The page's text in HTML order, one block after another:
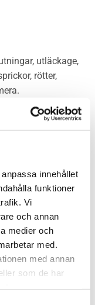
innehållet
funktioner
Vi
och annan
medier och
med.
med annan
som de har
utläckage,
rötter,
ledningarnas
av gamla
för filmning av
används i dag-
orsak till stopp,
samt
vid
USB och förslag